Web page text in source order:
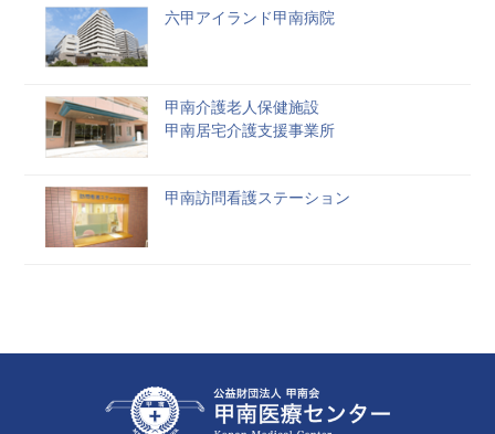
六甲アイランド甲南病院
甲南介護老人保健施設
甲南居宅介護支援事業所
甲南訪問看護ステーション